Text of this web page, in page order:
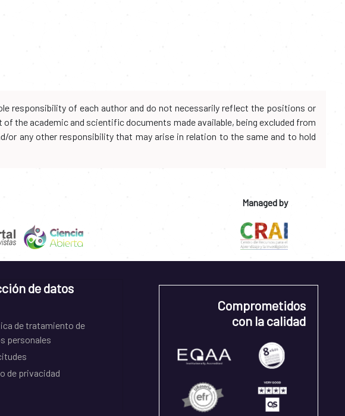
responsibility of each author and do not necessarily reflect the positions or
the academic and scientific documents made available, being excluded from
any other responsibility that may arise in relation to the same and to hold
Managed by
de datos
de tratamiento de
personales
de privacidad
Comprometidos
con la calidad